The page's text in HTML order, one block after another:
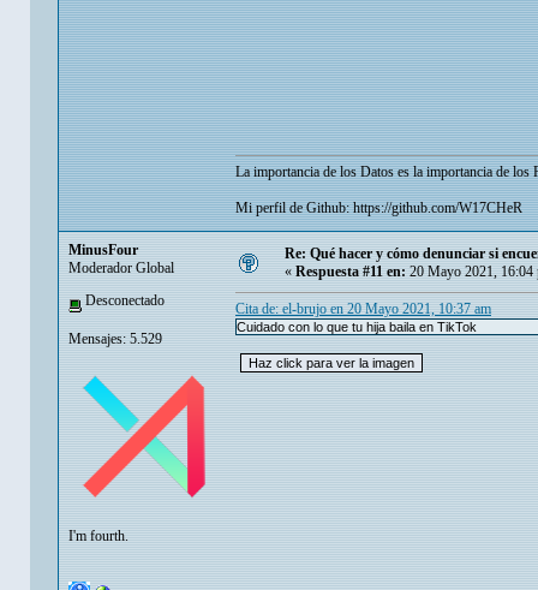
La importancia de los Datos es la importancia de los
Mi perfil de Github:https://github.com/W17CHeR
MinusFour
Moderador Global
Desconectado
Mensajes: 5.529
I'm fourth.
Re: Qué hacer y cómo denunciar si
« Respuesta #11 en: 20 Mayo 2021, 16:04
Cita de: el-brujo en 20 Mayo 2021, 10:37 am
Cuidado con lo que tu hija baila en TikTok